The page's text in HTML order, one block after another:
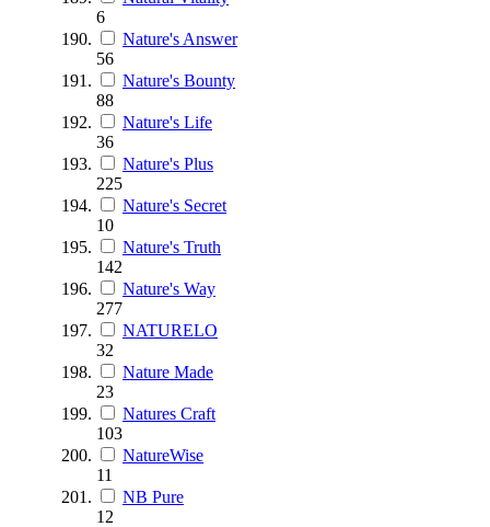
6
Nature's Answer
56
Nature's Bounty
88
Nature's Life
36
Nature's Plus
225
Nature's Secret
10
Nature's Truth
142
Nature's Way
277
NATURELO
32
Nature Made
23
Natures Craft
103
NatureWise
11
NB Pure
12